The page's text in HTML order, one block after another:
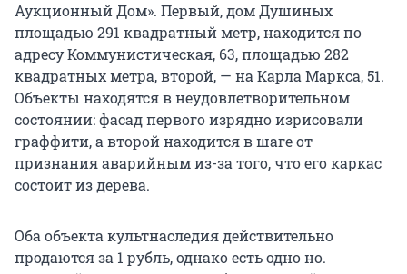
Аукционный Дом». Первый, дом Душиных
площадью 291 квадратный метр, находится по
адресу Коммунистическая, 63, площадью 282
квадратных метра, второй, — на Карла Маркса, 51.
Объекты находятся в неудовлетворительном
состоянии: фасад первого изрядно изрисовали
граффити, а второй находится в шаге от
признания аварийным из-за того, что его каркас
состоит из дерева.
Оба объекта культнаследия действительно
продаются за 1 рубль, однако есть одно но.